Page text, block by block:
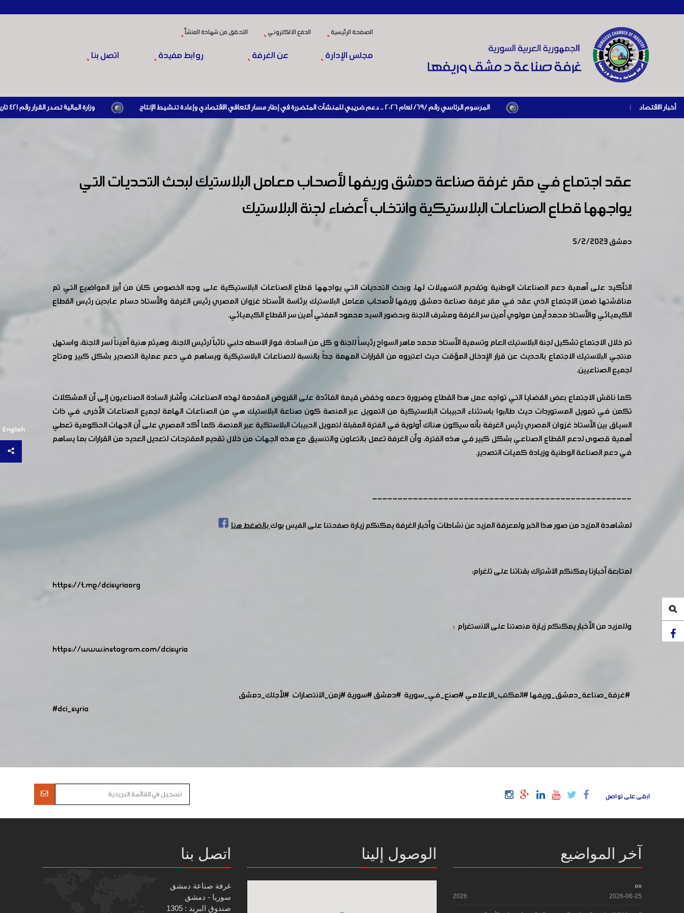
الصفحة الرئيسية الدفع الالكتروني التحقق من شهادة المنشأ
مجلس الإدارة عن الغرفة روابط مفيدة اتصل بنا
أخبار الاقتصاد | المرسوم الرئاسي رقم /69/ لعام 2026 .. دعم ضريبي للمنشآت المتضررة في إطار مسار التعافي الاقتصادي وإعادة تنشيط الإنتاج وزارة المالية تصدر القرار رقم 421 تاريخ 24/3/2026 المتضمن الزام المستوردين بإبراز براءة ذمة مالية سارية صادرة عن الهيئة العامة للضرائب والرسوم أو مديرياتها عند القيام بعمليات الاستيراد
English
عقد اجتماع في مقر غرفة صناعة دمشق وريفها لأصحاب معامل البلاستيك لبحث التحديات التي
يواجهها قطاع الصناعات البلاستيكية وانتخاب أعضاء لجنة البلاستيك
دمشق 5/2/2023
التأكيد على أهمية دعم الصناعات الوطنية وتقديم التسهيلات لها، وبحث التحديات التي يواجهها قطاع الصناعات البلاستيكية على وجه الخصوص كان من أبرز المواضيع التي تم
مناقشتها ضمن الاجتماع الذي عقد في مقر غرفة صناعة دمشق وريفها لأصحاب معامل البلاستيك برئاسة الأستاذ غزوان المصري رئيس الغرفة والأستاذ حسام عابدين رئيس القطاع
الكيميائي والأستاذ محمد أيمن مولوي أمين سر الغرفة ومشرف اللجنة وبحضور السيد محمود المفتي أمين سر القطاع الكيميائي.
تم خلال الاجتماع تشكيل لجنة البلاستيك العام وتسمية الأستاذ محمد ماهر السواح رئيساً للجنة و كل من السادة: فواز الاسطه حلبي نائباً لرئيس اللجنة، وهيثم هنية أميناً لسر اللجنة، واستهل
منتجي البلاستيك الاجتماع بالحديث عن قرار الإدخال المؤقت حيث اعتبروه من القرارات المهمة جداً بالنسبة للصناعات البلاستيكية ويساهم في دعم عملية التصدير بشكل كبير ومتاح
لجميع الصناعيين.
كما ناقش الاجتماع بعض القضايا التي تواجه عمل هذا القطاع وضرورة دعمه وخفض قيمة الفائدة على القروض المقدمة لهذه الصناعات، وأشار السادة الصناعيون إلى أن المشكلات
تكمن في تمويل المستوردات حيث طالبوا باستثناء الحبيبات البلاستيكية من التمويل عبر المنصة كون صناعة البلاستيك هي من الصناعات الهامة لجميع الصناعات الأخرى، في ذات
السياق بين الأستاذ غزوان المصري رئيس الغرفة بأنه سيكون هناك أولوية في الفترة المقبلة لتمويل الحبيبات البلاستكية عبر المنصة، كما أكد المصري على أن الجهات الحكومية تعطي
أهمية قصوى لدعم القطاع الصناعي بشكل كبير في هذه الفترة، وأن الغرفة تعمل بالتعاون والتنسيق مع هذه الجهات من خلال تقديم المقترحات لتعديل العديد من القرارات بما يساهم
في دعم الصناعة الوطنية وزيادة كميات التصدير.
---------------------------------------------------
لمشاهدة المزيد من صور هذا الخبر ولمعرفة المزيد عن نشاطات وأخبار الغرفة يمكنكم زيارة صفحتنا على الفيس بوكبالضغط هنا
لمتابعة أخبارنا يمكنكم الاشتراك بقناتنا على تلغرام:
https://t.me/dcisyriaorg
وللمزيد من الأخبار يمكنكم زيارة منصتنا على الانستغرام :
https://www.instagram.com/dcisyria​
#غرفة_صناعة_دمشق_وريفها#المكتب_الاعلامي#صنع_في_سورية #دمشق#سورية#زمن_الانتصارات #لأجلك_دمشق
#dci_syria
ابقى على تواصل
آخر المواضيع
55
2026-06-25
2026
الوصول إلينا اتصل بنا
غرفة صناعة دمشق
سوريا - دمشق
صندوق البريد : 1305